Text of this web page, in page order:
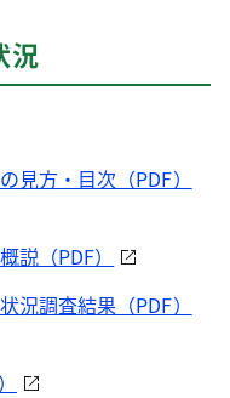
況
見方・目次（PDF）
説（PDF）
調査結果（PDF）